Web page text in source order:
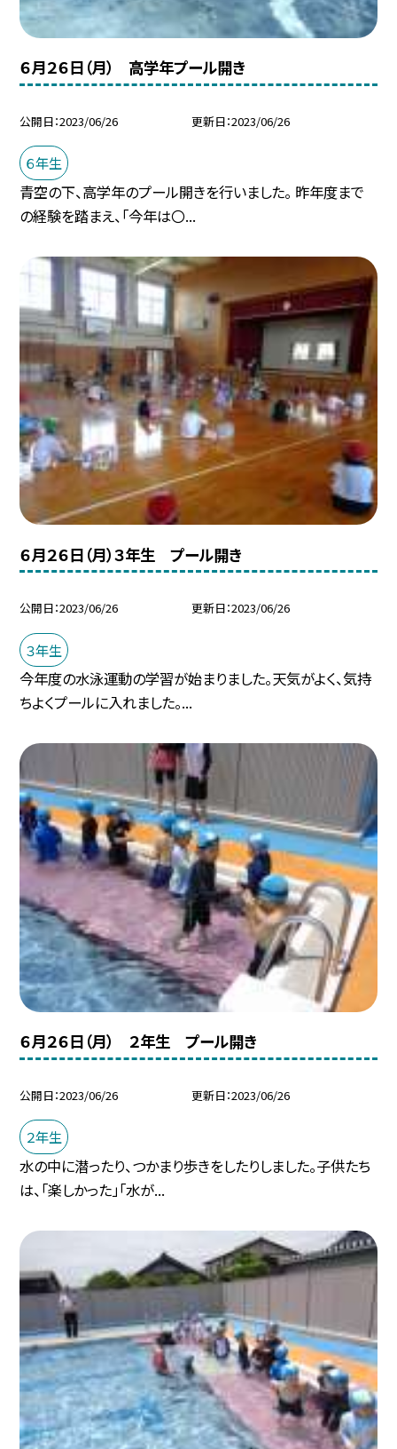
６月２６日（月） 高学年プール開き
公開日 2023/06/26 更新日 2023/06/26
６年生
青空の下、高学年のプール開きを行いました。 昨年度まで
の経験を踏まえ、「今年は〇...
６月２６日（月）３年生 プール開き
公開日 2023/06/26 更新日 2023/06/26
３年生
今年度の水泳運動の学習が始まりました。天気がよく、気持
ちよくプールに入れました。...
６月２６日（月） ２年生 プール開き
公開日 2023/06/26 更新日 2023/06/26
２年生
水の中に潜ったり、つかまり歩きをしたりしました。子供たち
は、「楽しかった」「水が...